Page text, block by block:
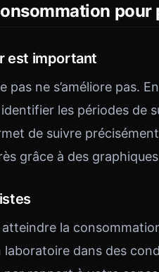
pour
est important
pas ne s’améliore pas.
les périodes de
de suivre
grâce à des
la
laboratoire dans des